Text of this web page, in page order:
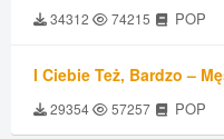
34312 74215 POP
I Ciebie Też, Bardzo –
29354 57257 POP